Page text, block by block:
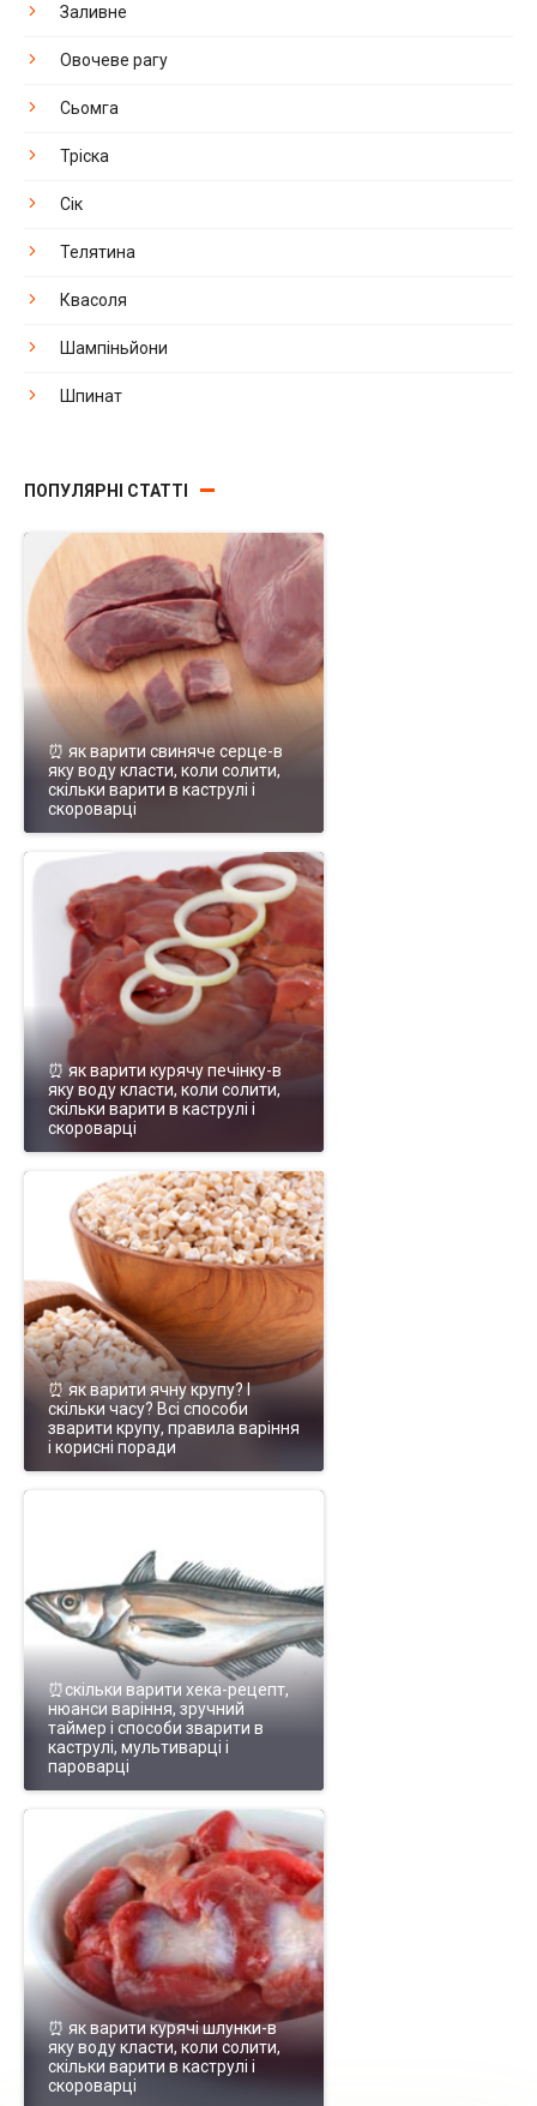
Заливне
Овочеве рагу
Сьомга
Тріска
Сік
Телятина
Квасоля
Шампіньйони
Шпинат
ПОПУЛЯРНІ СТАТТІ
⏰ як варити свиняче серце-в
яку воду класти, коли солити,
скільки варити в каструлі і
скороварці
⏰ як варити курячу печінку-в
яку воду класти, коли солити,
скільки варити в каструлі і
скороварці
⏰ як варити ячну крупу? І
скільки часу? Всі способи
зварити крупу, правила варіння
і корисні поради
⏰скільки варити хека-рецепт,
нюанси варіння, зручний
таймер і способи зварити в
каструлі, мультиварці і
пароварці
⏰ як варити курячі шлунки-в
яку воду класти, коли солити,
скільки варити в каструлі і
скороварці